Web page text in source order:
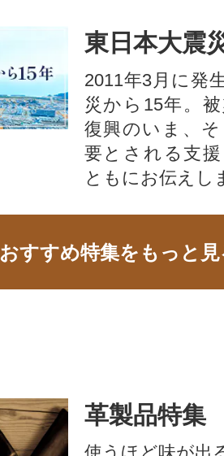
東日本大震
2011年3月に発
災から15年。
復興のいま、
要とされる支
ともにお伝えし
おすすめ特集をもっと
革製品特集